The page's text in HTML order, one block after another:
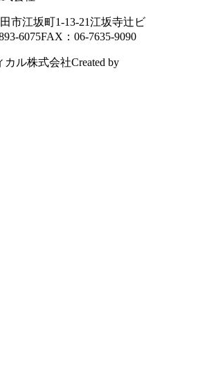
市江坂町1-13-21江坂寺辻ビ
6075FAX：06-7635-9090
カル株式会社Created by